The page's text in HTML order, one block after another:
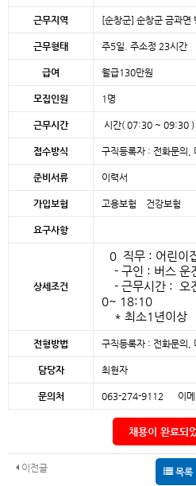
근무지역 [순창군] 순창군 금과면
근무형태 주5일. 주소정 23시간
급여 월급130만원
모집인원 1명
근무시간 시간( 07:30 ~ 09:30 )
접수방식 구직등록자 : 전화문의,
준비서류 이력서
가입보험 고용보험 건강보험
요구사항
상세조건
0 직무 : 어린이
- 구인 : 버스 운
- 근무시간 : 오
0~ 18:10
* 최소1년이상
전형방법 구직등록자 : 전화문의,
담당자 최현자
문의처 063-274-9112 이메
채용이 완료되
이전글 목록